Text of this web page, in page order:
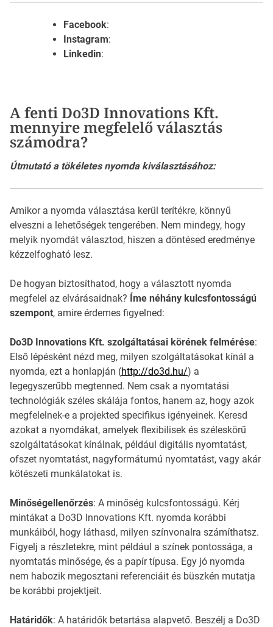
Facebook:
Instagram:
Linkedin:
A fenti Do3D Innovations Kft.
mennyire megfelelő választás
számodra?
Útmutató a tökéletes nyomda kiválasztásához:
Amikor a nyomda választása kerül terítékre, könnyű
elveszni a lehetőségek tengerében. Nem mindegy, hogy
melyik nyomdát választod, hiszen a döntésed eredménye
kézzelfogható lesz.
De hogyan biztosíthatod, hogy a választott nyomda
megfelel az elvárásaidnak? Íme néhány kulcsfontosságú
szempont, amire érdemes figyelned:
Do3D Innovations Kft. szolgáltatásai körének felmérése:
Első lépésként nézd meg, milyen szolgáltatásokat kínál a
nyomda, ezt a honlapján (http://do3d.hu/) a
legegyszerűbb megtenned. Nem csak a nyomtatási
technológiák széles skálája fontos, hanem az, hogy azok
megfelelnek-e a projekted specifikus igényeinek. Keresd
azokat a nyomdákat, amelyek flexibilisek és széleskörű
szolgáltatásokat kínálnak, például digitális nyomtatást,
ofszet nyomtatást, nagyformátumú nyomtatást, vagy akár
kötészeti munkálatokat is.
Minőségellenőrzés: A minőség kulcsfontosságú. Kérj
mintákat a Do3D Innovations Kft. nyomda korábbi
munkáiból, hogy láthasd, milyen színvonalra számíthatsz.
Figyelj a részletekre, mint például a színek pontossága, a
nyomtatás minősége, és a papír típusa. Egy jó nyomda
nem habozik megosztani referenciáit és büszkén mutatja
be korábbi projektjeit.
Határidők: A határidők betartása alapvető. Beszélj a Do3D